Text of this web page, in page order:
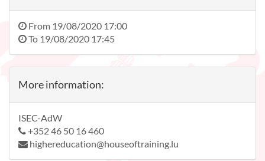
From 19/08/2020 17:00
To 19/08/2020 17:45
More information:
ISEC-AdW
+352 46 50 16 460
highereducation@houseoftraining.lu